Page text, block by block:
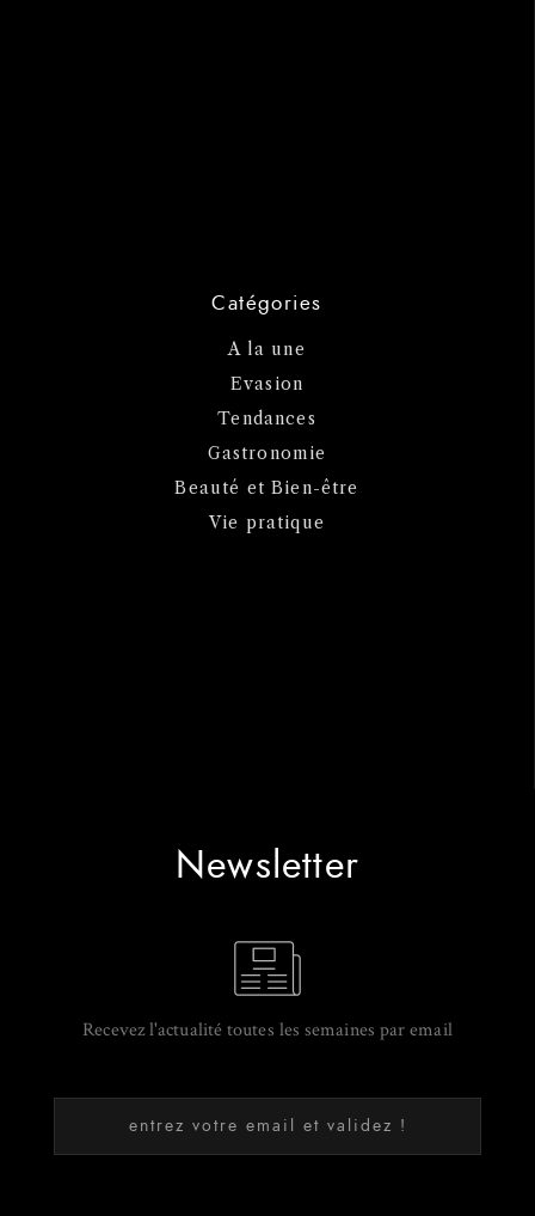
Catégories
A la une
Evasion
Tendances
Gastronomie
Beauté et Bien-être
Vie pratique
Newsletter
Recevez l'actualité toutes les semaines par email